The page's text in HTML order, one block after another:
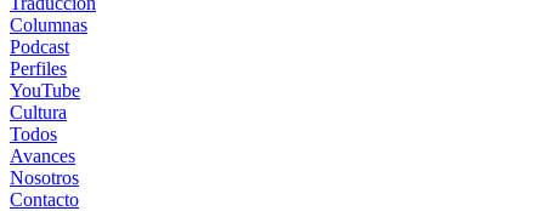
Columnas
Podcast
Perfiles
YouTube
Cultura
Todos
Avances
Nosotros
Contacto